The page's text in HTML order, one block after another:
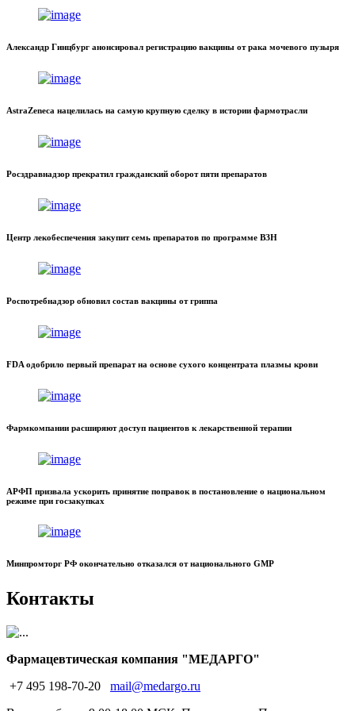
Александр Гинцбург анонсировал регистрацию вакцины от рака мочевого пузыря
AstraZeneca нацелилась на самую крупную сделку в истории фармотрасли
Росздравнадзор прекратил гражданский оборот пяти препаратов
Центр лекобеспечения закупит семь препаратов по программе ВЗН
Роспотребнадзор обновил состав вакцины от гриппа
FDA одобрило первый препарат на основе сухого концентрата плазмы крови
Фармкомпании расширяют доступ пациентов к лекарственной терапии
АРФП призвала ускорить принятие поправок в постановление о национальном
режиме при госзакупках
Минпромторг РФ окончательно отказался от национального GMP
Контакты
Фармацевтическая компания "МЕДАРГО"
+7 495 198-70-20
mail@medargo.ru